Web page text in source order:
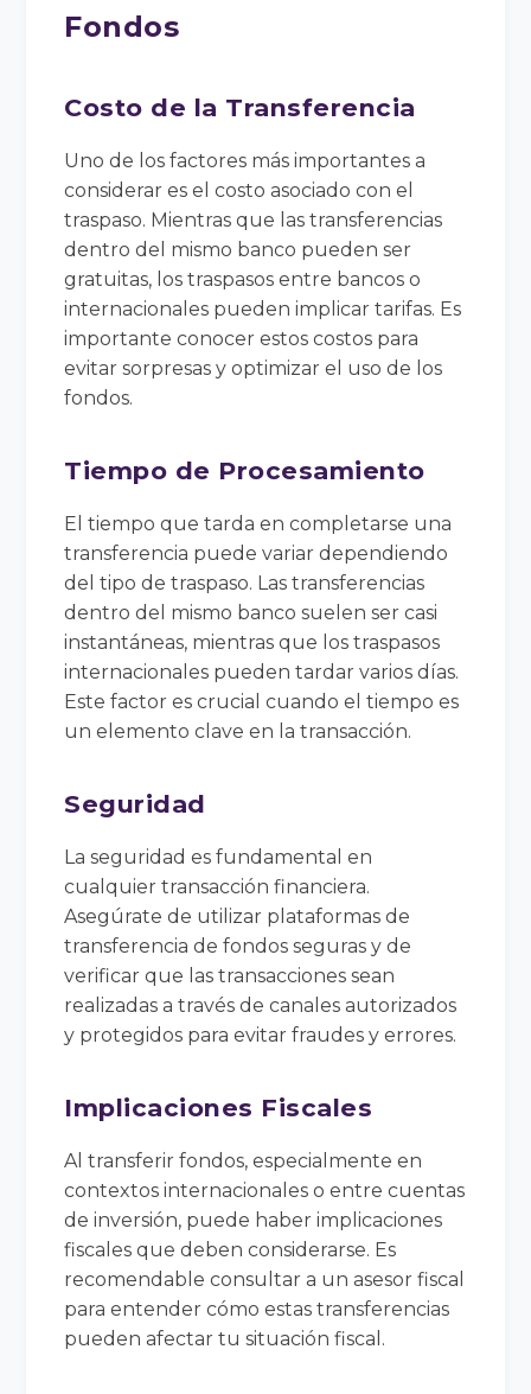
Fondos
Costo de la Transferencia
Uno de los factores más importantes a
considerar es el costo asociado con el
traspaso. Mientras que las transferencias
dentro del mismo banco pueden ser
gratuitas, los traspasos entre bancos o
internacionales pueden implicar tarifas. Es
importante conocer estos costos para
evitar sorpresas y optimizar el uso de los
fondos.
Tiempo de Procesamiento
El tiempo que tarda en completarse una
transferencia puede variar dependiendo
del tipo de traspaso. Las transferencias
dentro del mismo banco suelen ser casi
instantáneas, mientras que los traspasos
internacionales pueden tardar varios días.
Este factor es crucial cuando el tiempo es
un elemento clave en la transacción.
Seguridad
La seguridad es fundamental en
cualquier transacción financiera.
Asegúrate de utilizar plataformas de
transferencia de fondos seguras y de
verificar que las transacciones sean
realizadas a través de canales autorizados
y protegidos para evitar fraudes y errores.
Implicaciones Fiscales
Al transferir fondos, especialmente en
contextos internacionales o entre cuentas
de inversión, puede haber implicaciones
fiscales que deben considerarse. Es
recomendable consultar a un asesor fiscal
para entender cómo estas transferencias
pueden afectar tu situación fiscal.